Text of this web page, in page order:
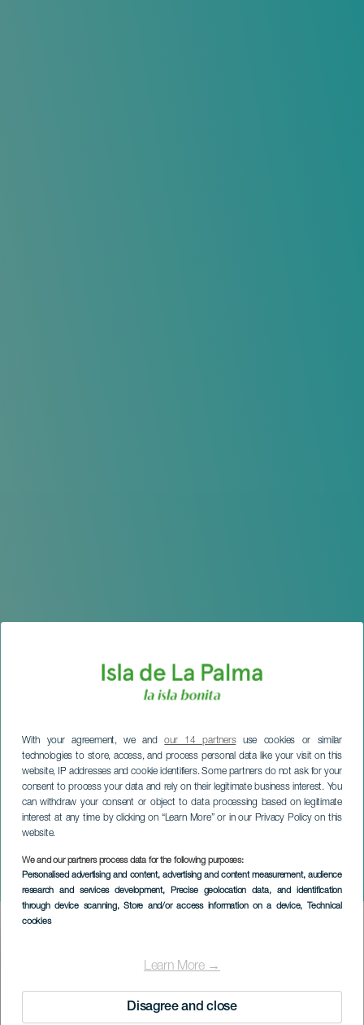
With your agreement, we andour 14 partnersuse cookies or similar
technologies to store, access, and process personal data like your visit on this
website, IP addresses and cookie identifiers. Some partners do not ask for your
consent to process your data and rely on their legitimate business interest. You
can withdraw your consent or object to data processing based on legitimate
interest at any time by clicking on “Learn More” or in our Privacy Policy on this
website.
We and our partners process data for the following purposes:
Personalised advertising and content, advertising and content measurement, audience
research and services development, Precise geolocation data, and identification
through device scanning, Store and/or access information on a device, Technical
cookies
Learn More →
Disagree and close
Klovnishow: Naurua ja
hyppyjä
Imagen